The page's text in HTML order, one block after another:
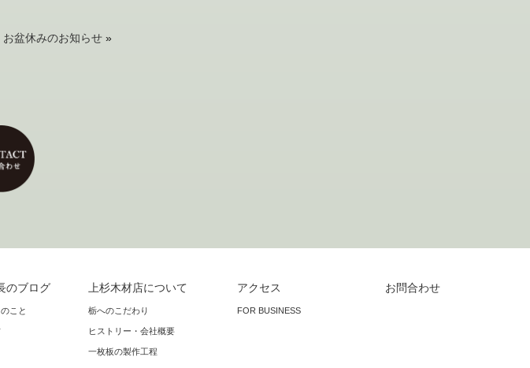
お盆休みのお知らせ »
のブログ
こと
上杉木材店について
栃へのこだわり
ヒストリー・会社概要
一枚板の製作工程
アクセス
FOR BUSINESS
お問合わせ